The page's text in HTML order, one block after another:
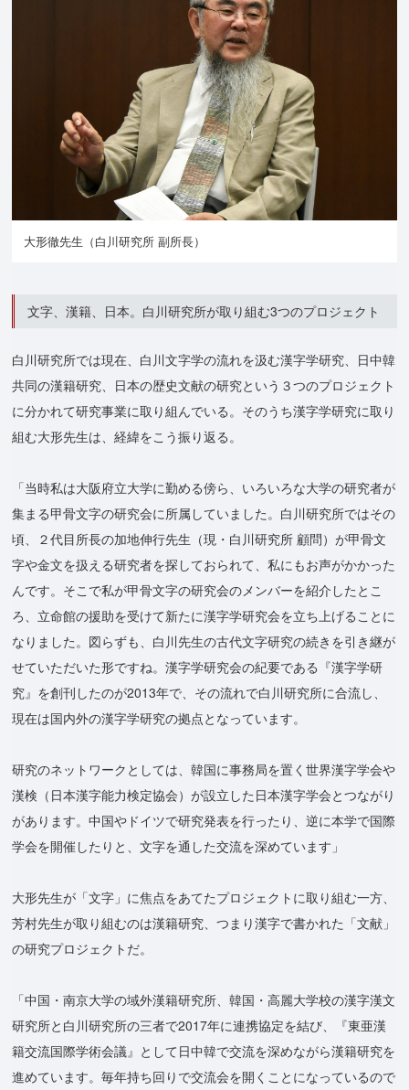
大形徹先生（白川研究所 副所長）
文字、漢籍、日本。白川研究所が取り組む3つのプロジェクト
白川研究所では現在、白川文字学の流れを汲む漢字学研究、日中韓
共同の漢籍研究、日本の歴史文献の研究という３つのプロジェクト
に分かれて研究事業に取り組んでいる。そのうち漢字学研究に取り
組む大形先生は、経緯をこう振り返る。
「当時私は大阪府立大学に勤める傍ら、いろいろな大学の研究者が
集まる甲骨文字の研究会に所属していました。白川研究所ではその
頃、２代目所長の加地伸行先生（現・白川研究所 顧問）が甲骨文
字や金文を扱える研究者を探しておられて、私にもお声がかかった
んです。そこで私が甲骨文字の研究会のメンバーを紹介したとこ
ろ、立命館の援助を受けて新たに漢字学研究会を立ち上げることに
なりました。図らずも、白川先生の古代文字研究の続きを引き継が
せていただいた形ですね。漢字学研究会の紀要である『漢字学研
究』を創刊したのが2013年で、その流れで白川研究所に合流し、
現在は国内外の漢字学研究の拠点となっています。
研究のネットワークとしては、韓国に事務局を置く世界漢字学会や
漢検（日本漢字能力検定協会）が設立した日本漢字学会とつながり
があります。中国やドイツで研究発表を行ったり、逆に本学で国際
学会を開催したりと、文字を通した交流を深めています」
大形先生が「文字」に焦点をあてたプロジェクトに取り組む一方、
芳村先生が取り組むのは漢籍研究、つまり漢字で書かれた「文献」
の研究プロジェクトだ。
「中国・南京大学の域外漢籍研究所、韓国・高麗大学校の漢字漢文
研究所と白川研究所の三者で2017年に連携協定を結び、『東亜漢
籍交流国際学術会議』として日中韓で交流を深めながら漢籍研究を
進めています。毎年持ち回りで交流会を開くことになっているので